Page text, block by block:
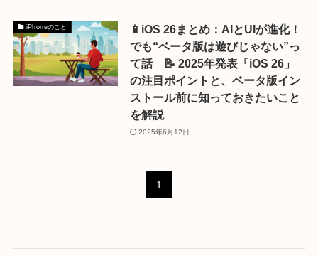
iPhoneのこと
📱iOS 26まとめ：AIとUIが進化！
でも“ベータ版は遊びじゃない”っ
て話 📝 2025年発表「iOS 26」
の注目ポイントと、ベータ版イン
ストール前に知っておきたいこと
を解説
2025年6月12日
1